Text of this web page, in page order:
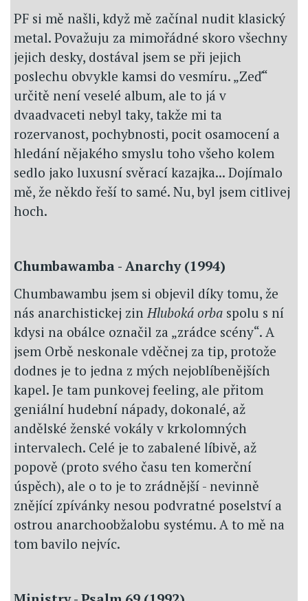
PF si mě našli, když mě začínal nudit klasický
metal. Považuju za mimořádné skoro všechny
jejich desky, dostával jsem se při jejich
poslechu obvykle kamsi do vesmíru. „Zeď“
určitě není veselé album, ale to já v
dvaadvaceti nebyl taky, takže mi ta
rozervanost, pochybnosti, pocit osamocení a
hledání nějakého smyslu toho všeho kolem
sedlo jako luxusní svěrací kazajka... Dojímalo
mě, že někdo řeší to samé. Nu, byl jsem citlivej
hoch.
Chumbawamba - Anarchy (1994)
Chumbawambu jsem si objevil díky tomu, že
nás anarchistickej zin Hluboká orba spolu s ní
kdysi na obálce označil za „zrádce scény“. A
jsem Orbě neskonale vděčnej za tip, protože
dodnes je to jedna z mých nejoblíbenějších
kapel. Je tam punkovej feeling, ale přitom
geniální hudební nápady, dokonalé, až
andělské ženské vokály v krkolomných
intervalech. Celé je to zabalené líbivě, až
popově (proto svého času ten komerční
úspěch), ale o to je to zrádnější - nevinně
znějící zpívánky nesou podvratné poselství a
ostrou anarchoobžalobu systému. A to mě na
tom bavilo nejvíc.